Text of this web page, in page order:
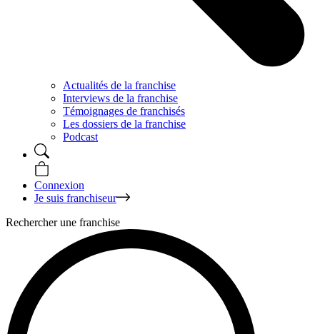
Actualités de la franchise
Interviews de la franchise
Témoignages de franchisés
Les dossiers de la franchise
Podcast
Connexion
Je suis franchiseur
Rechercher une franchise